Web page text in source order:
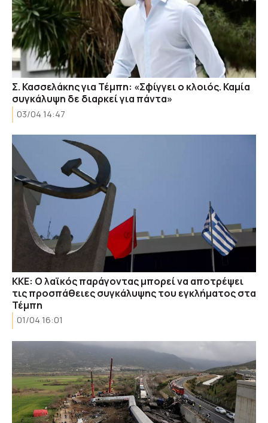
Σ. Κασσελάκης για Τέμπη: «Σφίγγει ο κλοιός. Καμία
συγκάλυψη δε διαρκεί για πάντα»
03/04 14:47
ΚΚΕ: Ο λαϊκός παράγοντας μπορεί να αποτρέψει
τις προσπάθειες συγκάλυψης του εγκλήματος στα
Τέμπη
01/04 16:01